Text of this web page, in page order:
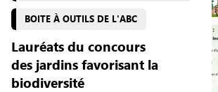
BOITE À OUTILS DE L'ABC
Lauréats du concours
des jardins favorisant la
biodiversité